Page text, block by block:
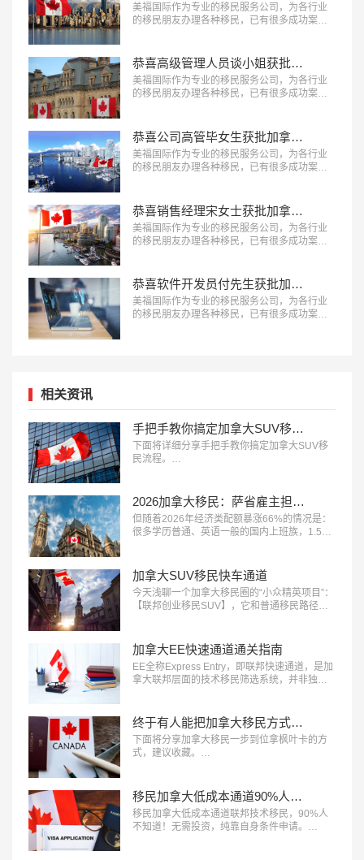
美福国际作为专业的移民服务公司，为各行业
的移民朋友办理各种移民，已有很多成功案
恭喜高级管理人员谈小姐获批加拿大联邦技术移民！
美福国际作为专业的移民服务公司，为各行业
的移民朋友办理各种移民，已有很多成功案
恭喜公司高管毕女生获批加拿大联邦技术移民！
美福国际作为专业的移民服务公司，为各行业
的移民朋友办理各种移民，已有很多成功案
恭喜销售经理宋女士获批加拿大阿省雇主担保移民！
美福国际作为专业的移民服务公司，为各行业
的移民朋友办理各种移民，已有很多成功案
恭喜软件开发员付先生获批加拿大安省雇主担保移民！
美福国际作为专业的移民服务公司，为各行业
的移民朋友办理各种移民，已有很多成功案
相关资讯
手把手教你搞定加拿大SUV移民流程
下面将详细分享手把手教你搞定加拿大SUV移
民流程。…
2026加拿大移民：萨省雇主担保，轻松拿PR
但随着2026年经济类配额暴涨66%的情况是：
很多学历普通、英语一般的国内上班族，1.5年
低、审批最快的加拿大省提名项目之一。…
加拿大SUV移民快车通道
今天浅聊一个加拿大移民圈的“小众精英项目”：
【联邦创业移民SUV​】，它和普通移民路径不
加拿大EE快速通道通关指南
EE全称Express Entry，即联邦快速通道，是加
拿大联邦层面的技术移民筛选系统，并非独立
打分制，移民局定期邀请高分申请人递交PR申
请，医疗、技工、法语人才成了优先邀请对
象。…
终于有人能把加拿大移民方式说清楚了
下面将分享加拿大移民​一步到位拿枫叶卡的方
式，建议收藏。…
移民加拿大低成本通道90%人不知道！
移民加拿大低成本通道联邦技术移民，90%人
不知道！无需投资，纯靠自身条件申请。…